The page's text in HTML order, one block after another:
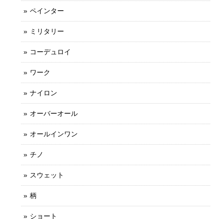
ペインター
ミリタリー
コーデュロイ
ワーク
ナイロン
オーバーオール
オールインワン
チノ
スウェット
柄
ショート